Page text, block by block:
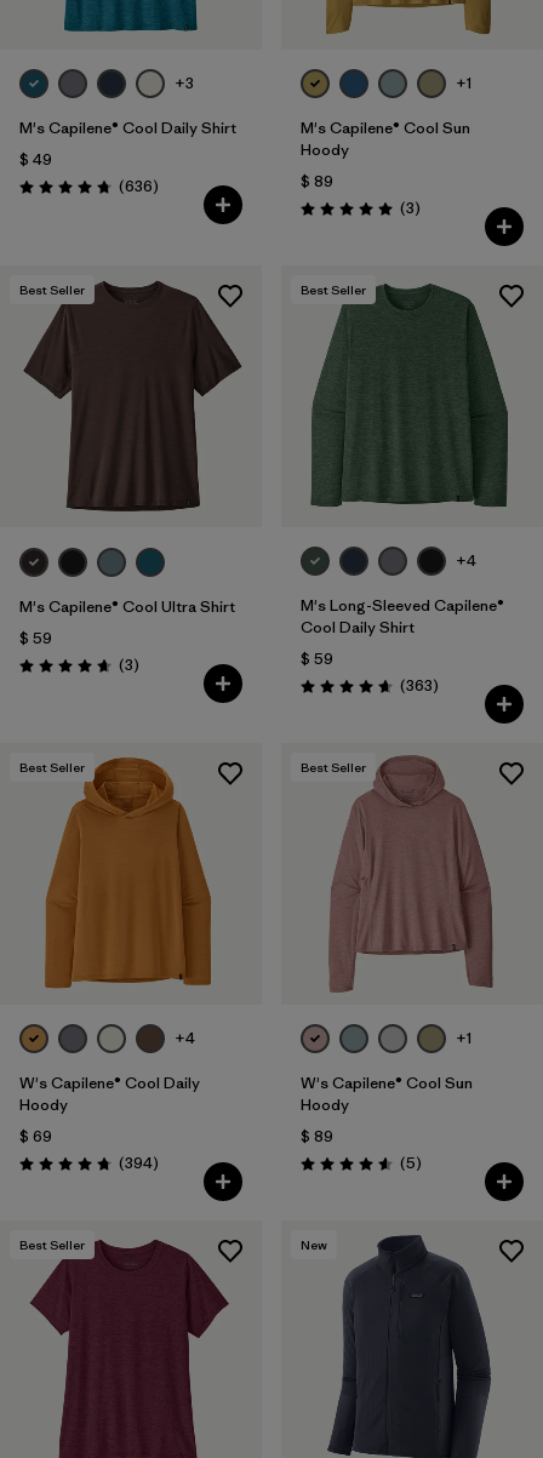
+3
M's Capilene® Cool Daily Shirt
$ 49
Valoración: 4.7 / 5
(636Comentarios
)
+1
M's Capilene® Cool Sun
Hoody
$ 89
Valoración: 5.0 / 5
(3Comentarios
)
Best Seller
M's Capilene® Cool Ultra Shirt
$ 59
Valoración: 4.7 / 5
(3Comentarios
)
Best Seller
+4
M's Long-Sleeved Capilene®
Cool Daily Shirt
$ 59
Valoración: 4.7 / 5
(363Comentarios
)
Best Seller
+4
W's Capilene® Cool Daily
Hoody
$ 69
Valoración: 4.7 / 5
(394Comentarios
)
Best Seller
+1
W's Capilene® Cool Sun
Hoody
$ 89
Valoración: 4.6 / 5
(5Comentarios
)
Best Seller New